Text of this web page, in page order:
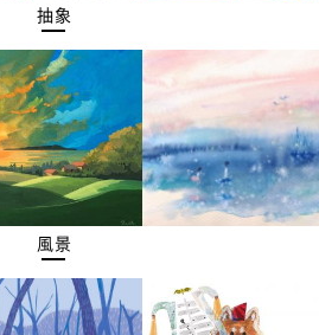
抽象
風景